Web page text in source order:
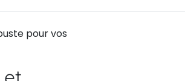
pour vos